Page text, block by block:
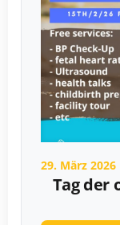
29. März 2026
Tag der